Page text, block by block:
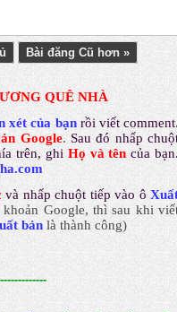
Bài đăng Cũ hơn »
QUÊ NHÀ
xét của bạn rồi viết comment
Google. Sau đó nhấp
trên, ghi Họ và tên của
và nhấp chuột tiếp vào ô
Google, thì sau khi
bản là thành công)